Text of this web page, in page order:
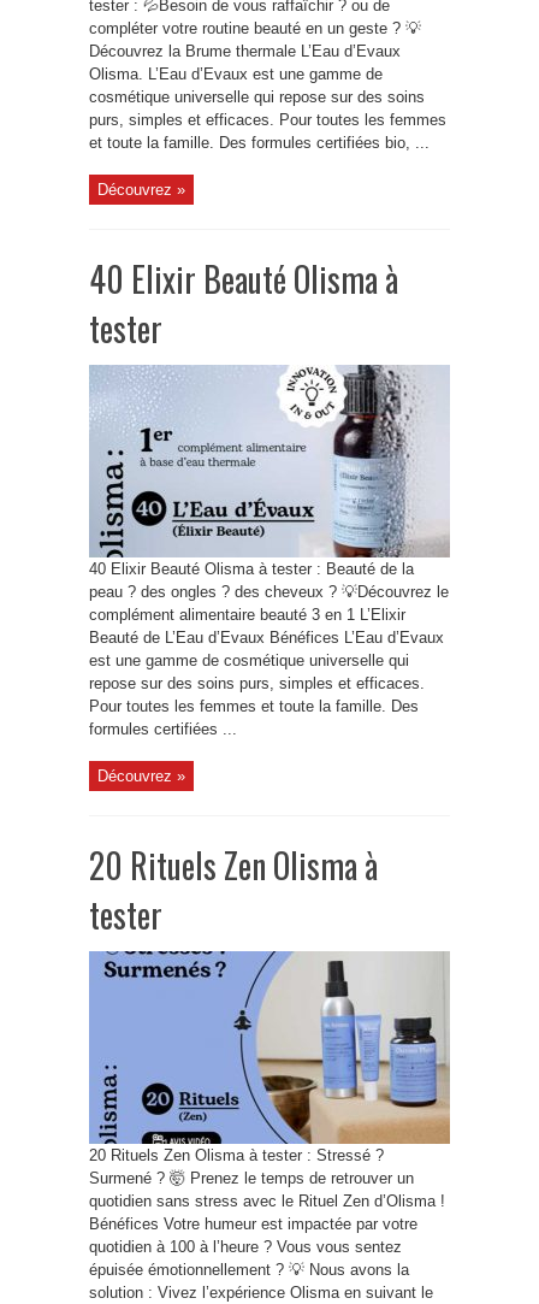
tester : 💦Besoin de vous raffaîchir ? ou de
compléter votre routine beauté en un geste ? 💡
Découvrez la Brume thermale L’Eau d’Evaux
Olisma. L’Eau d’Evaux est une gamme de
cosmétique universelle qui repose sur des soins
purs, simples et efficaces. Pour toutes les femmes
et toute la famille. Des formules certifiées bio, ...
Découvrez »
40 Elixir Beauté Olisma à
tester
40 Elixir Beauté Olisma à tester : Beauté de la
peau ? des ongles ? des cheveux ? 💡Découvrez le
complément alimentaire beauté 3 en 1 L’Elixir
Beauté de L’Eau d’Evaux Bénéfices L’Eau d’Evaux
est une gamme de cosmétique universelle qui
repose sur des soins purs, simples et efficaces.
Pour toutes les femmes et toute la famille. Des
formules certifiées ...
Découvrez »
20 Rituels Zen Olisma à
tester
20 Rituels Zen Olisma à tester : Stressé ?
Surmené ? 🤯 Prenez le temps de retrouver un
quotidien sans stress avec le Rituel Zen d’Olisma !
Bénéfices Votre humeur est impactée par votre
quotidien à 100 à l’heure ? Vous vous sentez
épuisée émotionnellement ? 💡 Nous avons la
solution : Vivez l’expérience Olisma en suivant le